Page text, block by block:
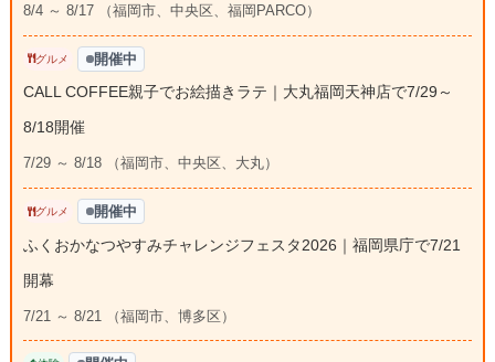
8/4 ～ 8/17 （福岡市、中央区、福岡PARCO）
グルメ 開催中
CALL COFFEE親子でお絵描きラテ｜大丸福岡天神店で7/29～
8/18開催
7/29 ～ 8/18 （福岡市、中央区、大丸）
グルメ 開催中
ふくおかなつやすみチャレンジフェスタ2026｜福岡県庁で7/21
開幕
7/21 ～ 8/21 （福岡市、博多区）